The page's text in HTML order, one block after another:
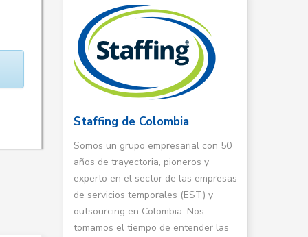
Staffing de Colombia
Somos un grupo empresarial con 50
años de trayectoria, pioneros y
experto en el sector de las empresas
de servicios temporales (EST) y
outsourcing en Colombia. Nos
tomamos el tiempo de entender las